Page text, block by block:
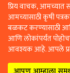
प्रिय वाचक, आमच्यात
आमच्यासाठी कृषी
बळकट करण्यासाठी
आणि लोकांपर्यंत
आवश्यक आहे. आपले